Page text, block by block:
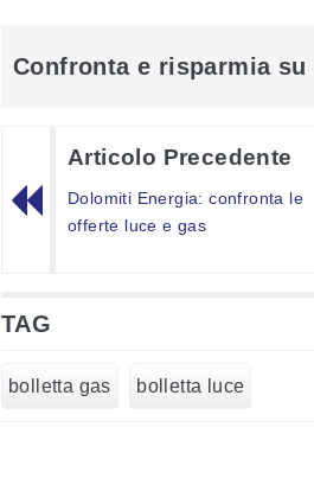
Confronta e risparmia su
Articolo Precedente
Dolomiti Energia: confronta le
offerte luce e gas
TAG
bolletta gas bolletta luce